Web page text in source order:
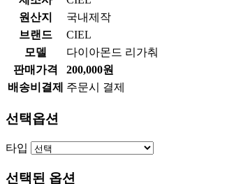
원산지
국내제작
브랜드
CIEL
모델
다이아몬드 리가춰
판매가격
200,000원
배송비결제
주문시 결제
선택옵션
타입
선택된 옵션